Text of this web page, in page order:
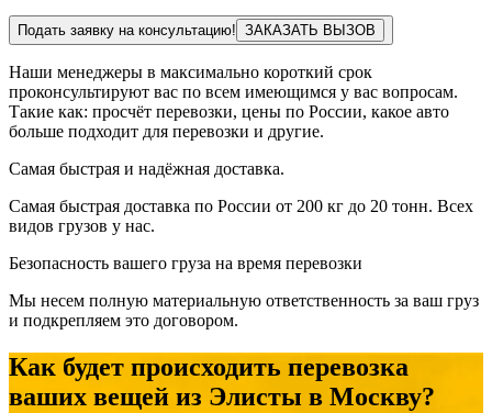
Подать заявку на консультацию!
Наши менеджеры в максимально короткий срок
проконсультируют вас по всем имеющимся у вас вопросам.
Такие как: просчёт перевозки, цены по России, какое авто
больше подходит для перевозки и другие.
Самая быстрая и надёжная доставка.
Самая быстрая доставка по России от 200 кг до 20 тонн. Всех
видов грузов у нас.
Безопасность вашего груза на время перевозки
Мы несем полную материальную ответственность за ваш груз
и подкрепляем это договором.
Как будет происходить перевозка
ваших вещей из Элисты в Москву?